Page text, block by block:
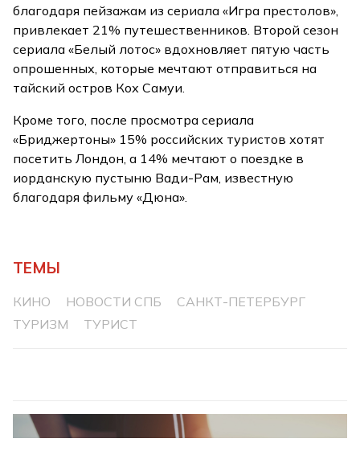
благодаря пейзажам из сериала «Игра престолов»,
привлекает 21% путешественников. Второй сезон
сериала «Белый лотос» вдохновляет пятую часть
опрошенных, которые мечтают отправиться на
тайский остров Кох Самуи.
Кроме того, после просмотра сериала
«Бриджертоны» 15% российских туристов хотят
посетить Лондон, а 14% мечтают о поездке в
иорданскую пустыню Вади-Рам, известную
благодаря фильму «Дюна».
ТЕМЫ
КИНО НОВОСТИ СПБ
САНКТ-ПЕТЕРБУРГ
ТУРИЗМ
ТУРИСТ